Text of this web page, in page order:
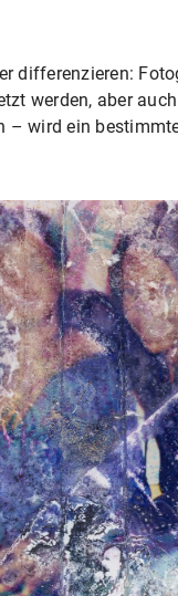
differenzieren:
werden, aber
– wird ein